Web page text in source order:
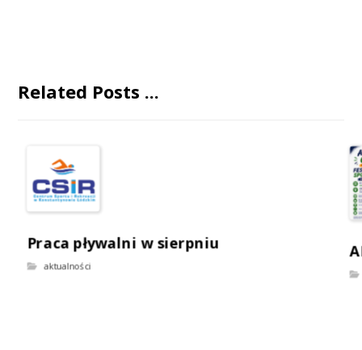
Related Posts ...
Praca pływalni w sierpniu
aktualności